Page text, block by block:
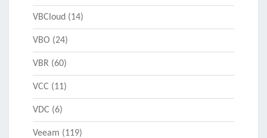
VBCloud (14)
VBO (24)
VBR (60)
VCC (11)
VDC (6)
Veeam (119)